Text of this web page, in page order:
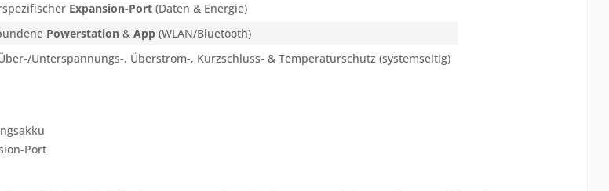
Expansion-Port (Daten & Energie)
Powerstation & App (WLAN/Bluetooth)
Unterspannungs-, Überstrom-, Kurzschluss- & Temperaturschutz (systemseitig)
Port